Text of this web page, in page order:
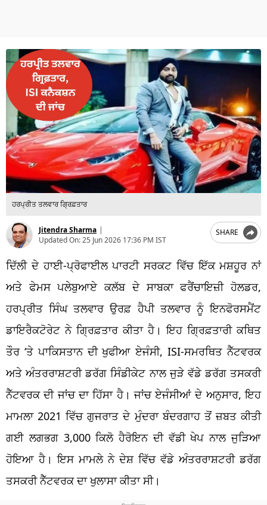
ਹਰਪ੍ਰੀਤ ਤਲਵਾਰ ਗ੍ਰਿਫ਼ਤਾਰ
Jitendra Sharma |
Updated On:25 Jun 2026 17:36 PM IST
SHARE
ਦਿੱਲੀ ਦੇ ਹਾਈ-ਪ੍ਰੋਫਾਈਲ ਪਾਰਟੀ ਸਰਕਟ ਵਿੱਚ ਇੱਕ ਮਸ਼ਹੂਰ ਨਾਂ
ਅਤੇ ਫੇਮਸ ਪਲੇਬੁਆਏ ਕਲੱਬ ਦੇ ਸਾਬਕਾ ਫਰੈਂਚਾਇਜ਼ੀ ਹੋਲਡਰ,
ਹਰਪ੍ਰੀਤ ਸਿੰਘ ਤਲਵਾਰ ਉਰਫ਼ ਹੈਪੀ ਤਲਵਾਰ ਨੂੰ ਇਨਫੋਰਸਮੈਂਟ
ਡਾਇਰੈਕਟੋਰੇਟ ਨੇ ਗ੍ਰਿਫ਼ਤਾਰ ਕੀਤਾ ਹੈ। ਇਹ ਗ੍ਰਿਫ਼ਤਾਰੀ ਕਥਿਤ
ਤੌਰ ‘ਤੇ ਪਾਕਿਸਤਾਨ ਦੀ ਖੁਫੀਆ ਏਜੰਸੀ, ISI-ਸਮਰਥਿਤ ਨੈੱਟਵਰਕ
ਅਤੇ ਅੰਤਰਰਾਸ਼ਟਰੀ ਡਰੱਗ ਸਿੰਡੀਕੇਟ ਨਾਲ ਜੁੜੇ ਵੱਡੇ ਡਰੱਗ ਤਸਕਰੀ
ਨੈੱਟਵਰਕ ਦੀ ਜਾਂਚ ਦਾ ਹਿੱਸਾ ਹੈ। ਜਾਂਚ ਏਜੰਸੀਆਂ ਦੇ ਅਨੁਸਾਰ, ਇਹ
ਮਾਮਲਾ 2021 ਵਿੱਚ ਗੁਜਰਾਤ ਦੇ ਮੁੰਦਰਾ ਬੰਦਰਗਾਹ ਤੋਂ ਜ਼ਬਤ ਕੀਤੀ
ਗਈ ਲਗਭਗ 3,000 ਕਿਲੋ ਹੈਰੋਇਨ ਦੀ ਵੱਡੀ ਖੇਪ ਨਾਲ ਜੁੜਿਆ
ਹੋਇਆ ਹੈ। ਇਸ ਮਾਮਲੇ ਨੇ ਦੇਸ਼ ਵਿੱਚ ਵੱਡੇ ਅੰਤਰਰਾਸ਼ਟਰੀ ਡਰੱਗ
ਤਸਕਰੀ ਨੈੱਟਵਰਕ ਦਾ ਖੁਲਾਸਾ ਕੀਤਾ ਸੀ।